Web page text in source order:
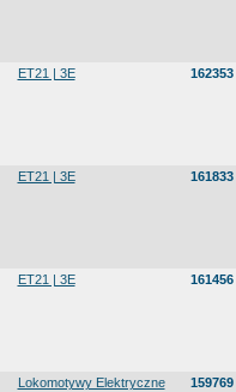
ET21 | 3E 162353
ET21 | 3E 161833
ET21 | 3E 161456
Lokomotywy Elektryczne 159769